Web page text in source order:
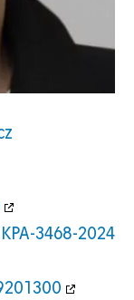
KPA-3468-2024